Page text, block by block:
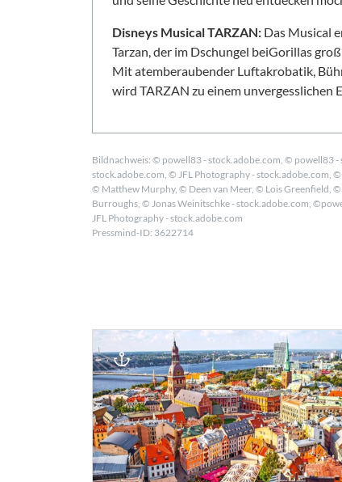
Disneys Musical TARZAN: Das Musical
Tarzan, der im Dschungel beiGorillas
Mit atemberaubender Luftakrobatik,
wird TARZAN zu einem unvergesslichen
Bildnachweis: © powell83 - stock.adobe.com, © powell83
stock.adobe.com, © JFL Photography - stock.adobe.com,
© Matthew Murphy, © Deen van Meer, © Lois Greenfield,
Burroughs, © Jonas Weinitschke - stock.adobe.com,
JFL Photography - stock.adobe.com
Pressmind-ID: 3622714